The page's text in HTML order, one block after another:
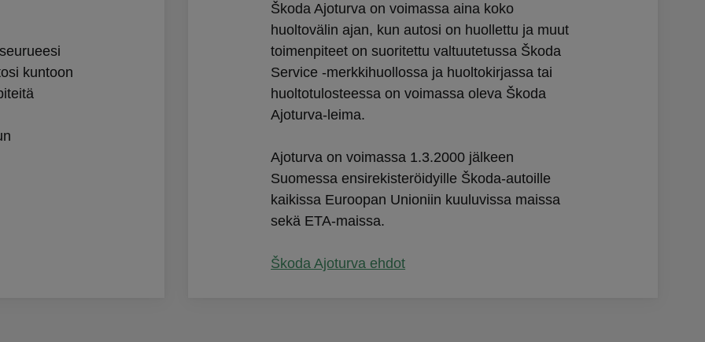
kuntoon
Škoda Ajoturva on voimassa aina koko
huoltovälin ajan, kun autosi on huollettu ja muut
toimenpiteet on suoritettu valtuutetussa Škoda
Service -merkkihuollossa ja huoltokirjassa tai
huoltotulosteessa on voimassa oleva Škoda
Ajoturva-leima.
Ajoturva on voimassa 1.3.2000 jälkeen
Suomessa ensirekisteröidyille Škoda-autoille
kaikissa Euroopan Unioniin kuuluvissa maissa
sekä ETA-maissa.
Škoda Ajoturva ehdot